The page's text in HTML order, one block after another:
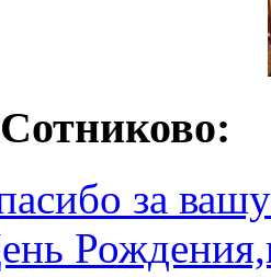
за